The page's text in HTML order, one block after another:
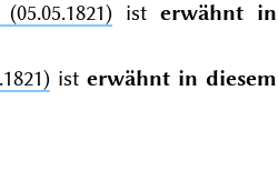
isterwähnt in
isterwähnt in diesem